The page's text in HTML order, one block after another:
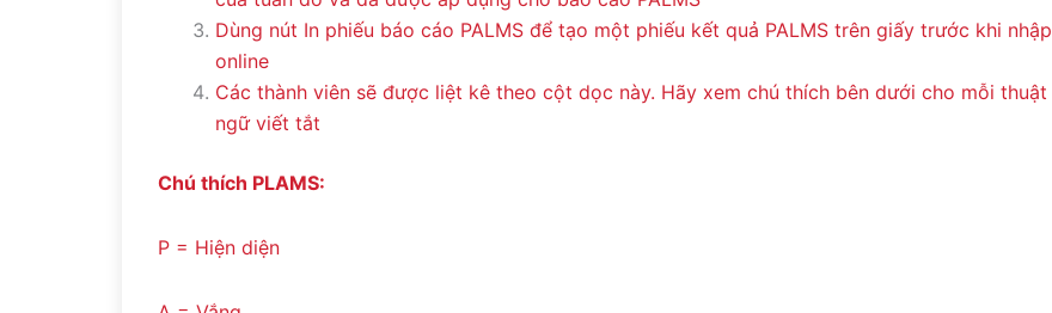
Dùng nút In phiếu báo cáo PALMS để tạo một phiếu kết quả PALMS trên giấy trước khi nhập
online
Các thành viên sẽ được liệt kê theo cột dọc này. Hãy xem chú thích bên dưới cho mỗi thuật
ngữ viết tắt
Chú thích PLAMS:
P = Hiện diện